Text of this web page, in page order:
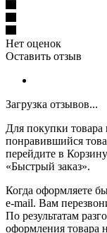
Нет оценок
Оставить отзыв
Загрузка отзывов...
Для покупки
понравившийся
перейдите в
«Быстрый заказ».
Когда оформляете
e-mail. Вам
По результатам
оформления товара